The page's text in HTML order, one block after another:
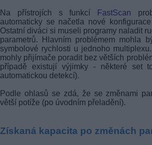
Na přístrojích s funkcí FastScan
automaticky se načetla nové
Ostatní diváci si museli programy naladit
parametrů. Hlavním problémem mohla
symbolové rychlosti u jednoho
mohly přijímače poradit bez větších
případě existují výjimky - některé set
automatickou detekcí).
Podle ohlasů se zdá, že se změnami
větší potíže (po úvodním přeladění).
Získaná kapacita po změnách